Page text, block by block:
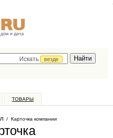
дом и дача
Искать
везде
ТОВАРЫ
/ Карточка компании